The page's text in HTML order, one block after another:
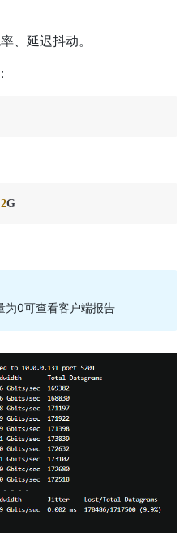
、延迟抖动。
：
2G
为0可查看客户端报告